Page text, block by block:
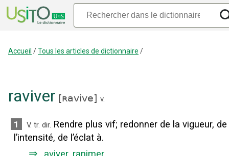
Accueil /Tous les articles de dictionnaire /
raviver [ʀavive] v.
1 V. tr. dir. Rendre plus vif; redonner de la vigueur, de
l’intensité, de l’éclat à.